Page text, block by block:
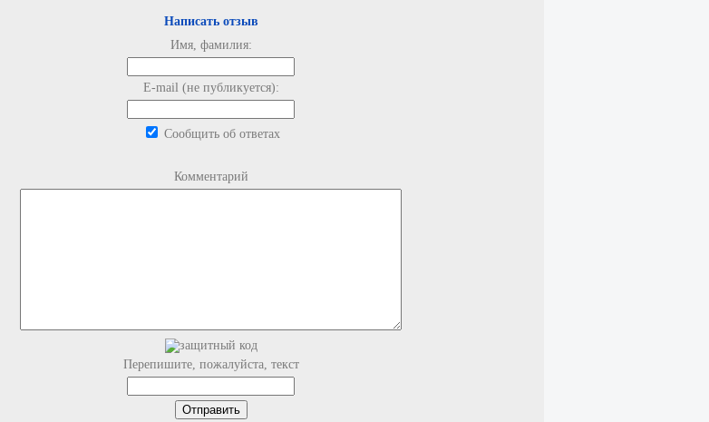
Написать отзыв
Имя, фамилия:
E-mail (не публикуется):
Сообщить об ответах
Комментарий
Перепишите, пожалуйста, текст